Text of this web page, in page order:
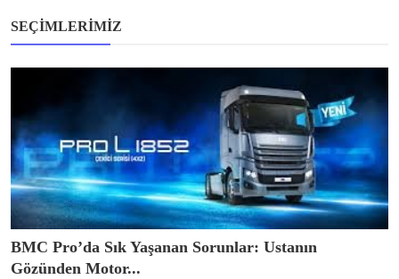
SEÇIMLERIMIZ
BMC Pro’da Sık Yaşanan Sorunlar: Ustanın
Gözünden Motor...